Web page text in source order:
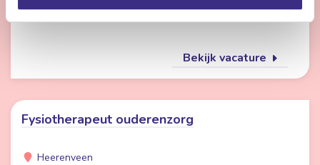
gehandicaptenzorg, jeugdzorg of ouderenzorg.
Bekijk vacature
Fysiotherapeut ouderenzorg
Heerenveen